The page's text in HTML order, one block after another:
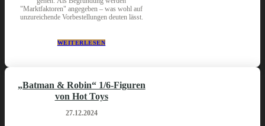
"Marktfaktoren" angegeben – was wohl auf
unzureichende Vorbestellungen deuten lässt.
WEITERLESEN
„Batman & Robin“ 1/6-Figuren
von Hot Toys
27.12.2024